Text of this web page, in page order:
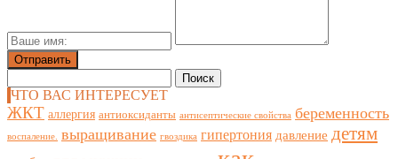
ЧТО ВАС ИНТЕРЕСУЕТ
ЖКТ аллергия антиоксиданты антисептические свойства беременность
воспаление. выращивание гвоздика гипертония давление детям